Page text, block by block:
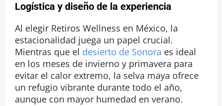
Logística y diseño de la experiencia
Al elegir Retiros Wellness en México, la
estacionalidad juega un papel crucial.
Mientras que el desierto de Sonora es ideal
en los meses de invierno y primavera para
evitar el calor extremo, la selva maya ofrece
un refugio vibrante durante todo el año,
aunque con mayor humedad en verano.